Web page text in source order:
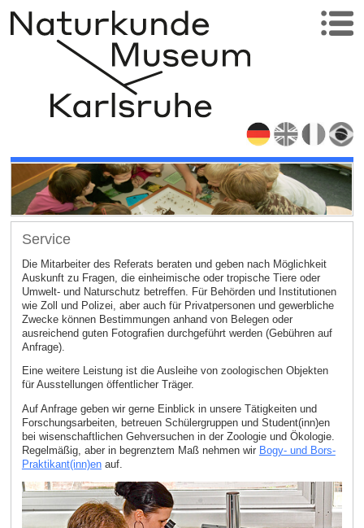
Service
Die Mitarbeiter des Referats beraten und geben nach Möglichkeit
Auskunft zu Fragen, die einheimische oder tropische Tiere oder
Umwelt- und Naturschutz betreffen. Für Behörden und Institutionen
wie Zoll und Polizei, aber auch für Privatpersonen und gewerbliche
Zwecke können Bestimmungen anhand von Belegen oder
ausreichend guten Fotografien durchgeführt werden (Gebühren auf
Anfrage).
Eine weitere Leistung ist die Ausleihe von zoologischen Objekten
für Ausstellungen öffentlicher Träger.
Auf Anfrage geben wir gerne Einblick in unsere Tätigkeiten und
Forschungsarbeiten, betreuen Schülergruppen und Student(inn)en
bei wisenschaftlichen Gehversuchen in der Zoologie und Ökologie.
Regelmäßig, aber in begrenztem Maß nehmen wir Bogy- und Bors-
Praktikant(inn)enauf.